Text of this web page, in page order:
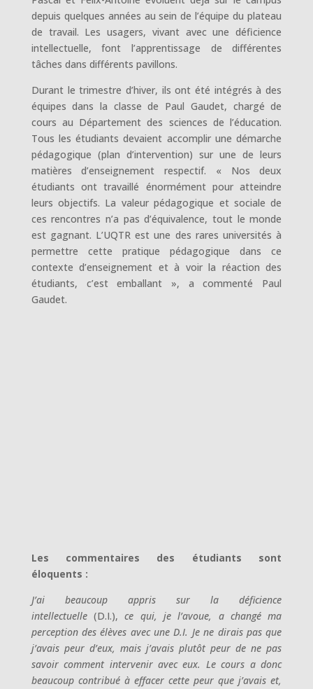
depuis quelques années au sein de l’équipe du plateau
de travail. Les usagers, vivant avec une déficience
intellectuelle, font l’apprentissage de différentes
tâches dans différents pavillons.
Durant le trimestre d’hiver, ils ont été intégrés à des
équipes dans la classe de Paul Gaudet, chargé de
cours au Département des sciences de l’éducation.
Tous les étudiants devaient accomplir une démarche
pédagogique (plan d’intervention) sur une de leurs
matières d’enseignement respectif. « Nos deux
étudiants ont travaillé énormément pour atteindre
leurs objectifs. La valeur pédagogique et sociale de
ces rencontres n’a pas d’équivalence, tout le monde
est gagnant. L’UQTR est une des rares universités à
permettre cette pratique pédagogique dans ce
contexte d’enseignement et à voir la réaction des
étudiants, c’est emballant », a commenté Paul
Gaudet.
Les commentaires des étudiants sont
éloquents :
J’ai beaucoup appris sur la déficience
intellectuelle(D.I.),ce qui, je l’avoue, a changé ma
perception des élèves avec une D.I. Je ne dirais pas que
j’avais peur d’eux, mais j’avais plutôt peur de ne pas
savoir comment intervenir avec eux. Le cours a donc
beaucoup contribué à effacer cette peur que j’avais et,